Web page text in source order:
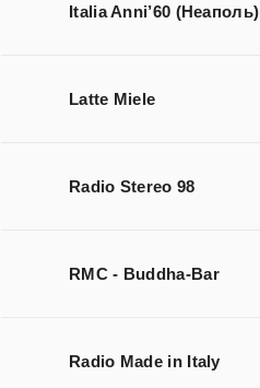
Italia Anni’60 (Неаполь)
Latte Miele
Radio Stereo 98
RMC - Buddha-Bar
Radio Made in Italy